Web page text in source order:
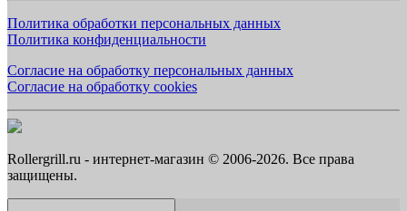
Политика обработки персональных данных
Политика конфиденциальности
Согласие на обработку персональных данных
Согласие на обработку cookies
Rollergrill.ru - интернет-магазин © 2006-2026. Все права
защищены.